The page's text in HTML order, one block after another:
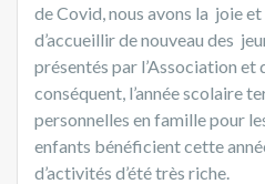
de Covid, nous avons la joie
d’accueillir de nouveau des
présentés par l’Association et
conséquent, l’année scolaire
personnelles en famille pour
enfants bénéficient cette
d’activités d’été très riche.